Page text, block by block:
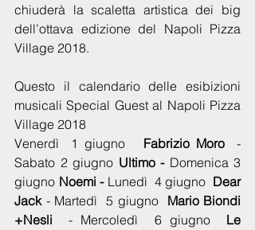
chiuderà la scaletta artistica dei big
dell’ottava edizione del Napoli Pizza
Village 2018.
Questo il calendario delle esibizioni
musicali Special Guest al Napoli Pizza
Village 2018
Venerdì  1 giugno Fabrizio Moro
  -
Sabato 2 giugno Ultimo - Domenica 3
giugno Noemi - Lunedì  4 giugno Dear
Jack - Martedì  5 giugno Mario Biondi
+Nesli
- Mercoledì  6 giugno Le